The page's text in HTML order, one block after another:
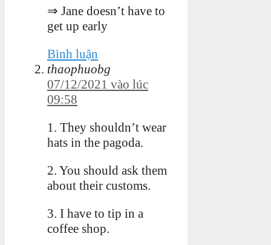
⇒ Jane doesn’t have to
get up early
Bình luận
thaophuobg
07/12/2021 vào lúc
09:58
1. They shouldn’t wear
hats in the pagoda.
2. You should ask them
about their customs.
3. I have to tip in a
coffee shop.